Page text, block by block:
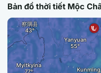
Bản đồ thời tiết Mộc